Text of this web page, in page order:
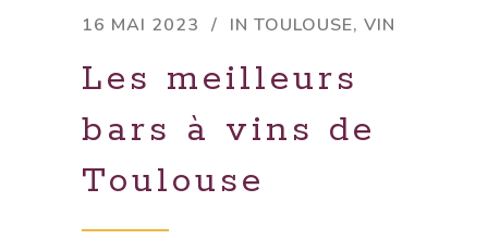
16 MAI 2023 IN TOULOUSE, VIN
Les meilleurs
bars à vins de
Toulouse